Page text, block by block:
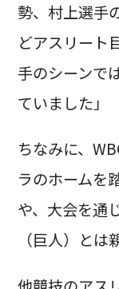
勢、村上選手
どアスリート
手のシーンで
ていました」
ちなみに、
ラのホームを
や、大会を通
（巨人）とは